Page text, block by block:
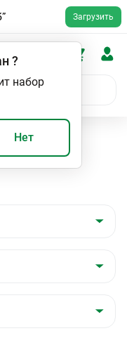
Загрузить
?
набор
Нет
Биохимические
Фосфор